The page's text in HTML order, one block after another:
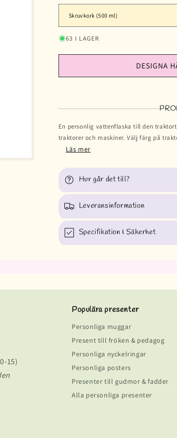
63 I LAGER
DESIGNA
En personlig vattenflaska till den
traktorer och maskiner. Välj färg på
Läs mer
Hur går det till?
Leveransinformation
Specifikation & Säkerhet
15)
Populära presenter
Personliga muggar
Present till fröken & pedagog
Personliga nyckelringar
Personliga posters
Presenter till gudmor & fadder
Alla personliga presenter